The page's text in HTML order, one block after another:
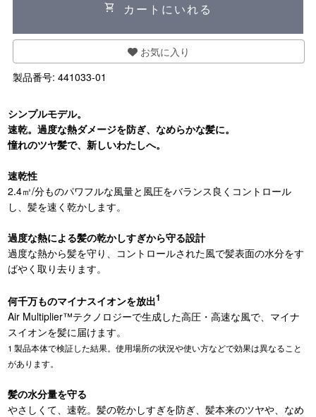
shopping_cart カートにいれる
お気に入り
製品番号: 441033-01
シンプルモデル。
速乾。過度な熱ダメージを防ぎ、なめらかな髪に。
憧れのツヤ髪で、新しいわたしへ。
速乾性
2.4㎥/分ものパワフルな風量と風圧をバランス良くコントロール
し、髪を速く乾かします。
過度な熱による髪の乾かしすぎから守る設計
過度な熱から髪を守り、コントロールされた風で髪表面の水分をす
ばやく取り去ります。
何千万ものマイナスイオンを放出1
Air Multiplier™テクノロジーで生成した高圧・高速な風で、マイナ
スイオンを髪に届けます。
1 製品本体で検証した結果。使用場所の状況や使い方などで効果は異なること
があります。
髪の水分量を守る
やさしくて、速乾。髪の乾かしすぎを防ぎ、髪本来のツヤや、なめ